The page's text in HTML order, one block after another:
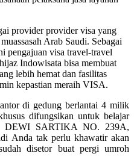
provider provider visa yang
Arab Saudi. Sebagai
pengajuan visa travel-travel
Indowisata bisa membuat
lebih hemat dan fasilitas
kepastian meraih VISA.
di gedung berlantai 4 milik
difungsikan untuk belajar
DEWI SARTIKA NO. 239A,
Anda tak perlu khawatir akan
disetor buat pergi umroh